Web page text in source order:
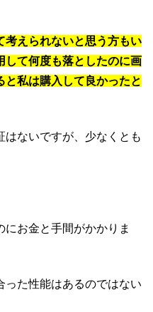
考えられないと思う方もい
して何度も落としたのに画
私は購入して良かったと
ないですが、少なくとも
お金と手間がかかりま
った性能はあるのではない